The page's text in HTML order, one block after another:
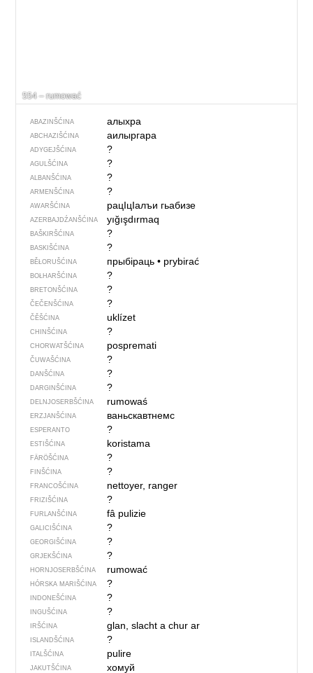
554 – rumować
ABAZINŠĆINA алыхра
ABCHAZIŠĆINA аилыргара
ADYGEJŠĆINA ?
AGULŠĆINA ?
ALBANŠĆINA ?
ARMENŠĆINA ?
AWARŠĆINA рацIцIалъи гьабизе
AZERBAJDŹANŠĆINA yığışdırmaq
BAŠKIRŠĆINA ?
BASKIŠĆINA ?
BĚŁORUŠĆINA прыбіраць• prybirać
BOŁHARŠĆINA ?
BRETONŠĆINA ?
ČEČENŠĆINA ?
ČĚŠĆINA uklízet
CHINŠĆINA ?
CHORWATŠĆINA pospremati
ČUWAŠĆINA ?
DANŠĆINA ?
DARGINŠĆINA ?
DELNJOSERBŠĆINA rumowaś
ERZJANŠĆINA ваньскавтнемс
ESPERANTO ?
ESTIŠĆINA koristama
FÄRÖŠĆINA ?
FINŠĆINA ?
FRANCOŠĆINA nettoyer, ranger
FRIZIŠĆINA ?
FURLANŠĆINA fâ pulizie
GALICIŠĆINA ?
GEORGIŠĆINA ?
GRJEKŠĆINA ?
HORNJOSERBŠĆINA rumować
HÓRSKA MARIŠĆINA ?
INDONEŠĆINA ?
INGUŠĆINA ?
IRŠĆINA glan, slacht a chur ar
ISLANDŠĆINA ?
ITALŠĆINA pulire
JAKUTŠĆINA хомуй